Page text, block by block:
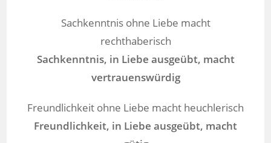
Sachkenntnis ohne Liebe macht
rechthaberisch
Sachkenntnis, in Liebe ausgeübt, macht
vertrauenswürdig
Freundlichkeit ohne Liebe macht heuchlerisch
Freundlichkeit, in Liebe ausgeübt, macht